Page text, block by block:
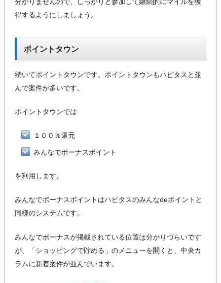
得するようにしましょう。
ポイントタウン
続いてポイントタウンです。ポイントタウンもハピタスと並
んで案件が多いです。
ポイントタウンでは
１００％還元
みんなでボーナスポイント
を利用します。
みんなでボーナスポイントはハピタスのみんなdeポイントと
同様のシステムです。
みんなでボーナスが掲載されている位置は分かりづらいです
が、「ショッピングで貯める」のメニューを開くと、中央カ
ラムに新着案件が並んでいます。